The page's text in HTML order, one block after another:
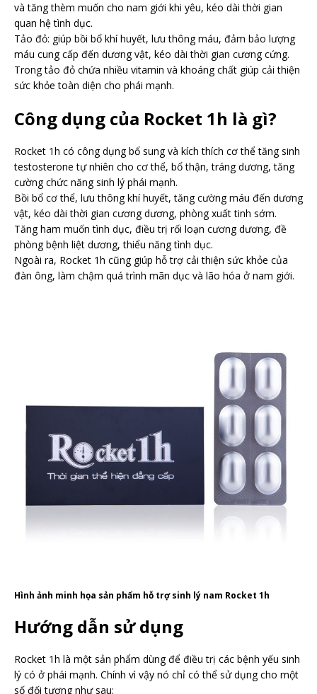
và tăng thèm muốn cho nam giới khi yêu, kéo dài thời gian
quan hệ tình dục.
Tảo đỏ: giúp bồi bổ khí huyết, lưu thông máu, đảm bảo lượng
máu cung cấp đến dương vật, kéo dài thời gian cương cứng.
Trong tảo đỏ chứa nhiều vitamin và khoáng chất giúp cải thiện
sức khỏe toàn diện cho phái mạnh.
Công dụng của Rocket 1h là gì?
Rocket 1h có công dụng bổ sung và kích thích cơ thể tăng sinh
testosterone tự nhiên cho cơ thể, bổ thận, tráng dương, tăng
cường chức năng sinh lý phái mạnh.
Bồi bổ cơ thể, lưu thông khí huyết, tăng cường máu đến dương
vật, kéo dài thời gian cương dương, phòng xuất tinh sớm.
Tăng ham muốn tình dục, điều trị rối loạn cương dương, đề
phòng bệnh liệt dương, thiểu năng tình dục.
Ngoài ra, Rocket 1h cũng giúp hỗ trợ cải thiện sức khỏe của
đàn ông, làm chậm quá trình mãn dục và lão hóa ở nam giới.
Hình ảnh minh họa sản phẩm hỗ trợ sinh lý nam Rocket 1h
Hướng dẫn sử dụng
Rocket 1h là một sản phẩm dùng để điều trị các bệnh yếu sinh
lý có ở phái mạnh. Chính vì vậy nó chỉ có thể sử dụng cho một
số đối tượng như sau: